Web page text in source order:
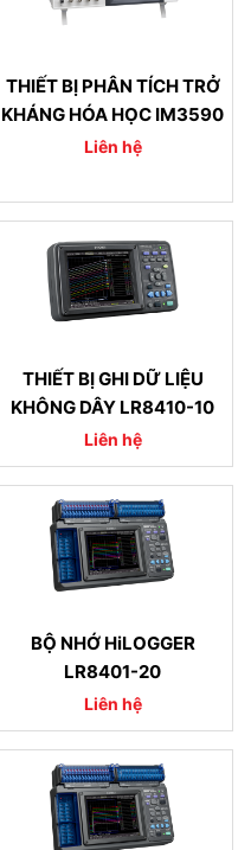
THIẾT BỊ PHÂN TÍCH TRỞ
KHÁNG HÓA HỌC IM3590
Liên hệ
THIẾT BỊ GHI DỮ LIỆU
KHÔNG DÂY LR8410-10
Liên hệ
BỘ NHỚ HiLOGGER
LR8401-20
Liên hệ